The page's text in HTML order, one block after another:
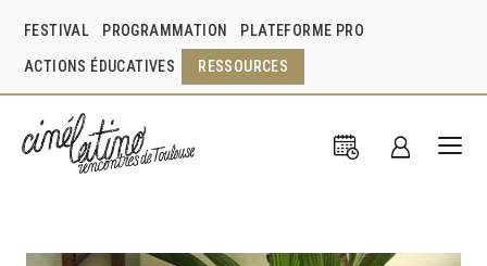
FESTIVAL PROGRAMMATION PLATEFORME PRO
ACTIONS ÉDUCATIVES RESSOURCES